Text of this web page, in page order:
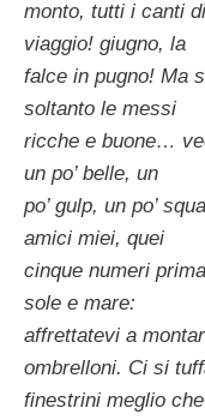
monto, tutti i canti
viaggio! giugno, la
falce in pugno! Ma
soltanto le messi
ricche e buone…
un po’ belle, un
po’ gulp, un po’
amici miei, quei
cinque numeri
sole e mare:
affrettatevi a
ombrelloni. Ci si
finestrini meglio